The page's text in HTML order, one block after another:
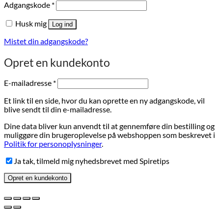
Adgangskode *Påkrævet
Husk mig Log ind
Mistet din adgangskode?
Opret en kundekonto
E-mailadresse *Påkrævet
Et link til en side, hvor du kan oprette en ny adgangskode, vil
blive sendt til din e-mailadresse.
Dine data bliver kun anvendt til at gennemføre din bestilling og
muliggøre din brugeroplevelse på webshoppen som beskrevet i
Politik for personoplysninger.
Ja tak, tilmeld mig nyhedsbrevet med Spiretips
Opret en kundekonto